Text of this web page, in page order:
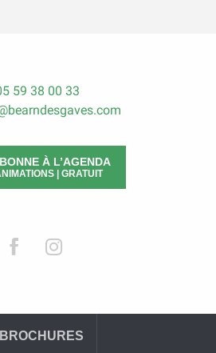
59 38 00 33
À L’AGENDA
| GRATUIT
BROCHURES